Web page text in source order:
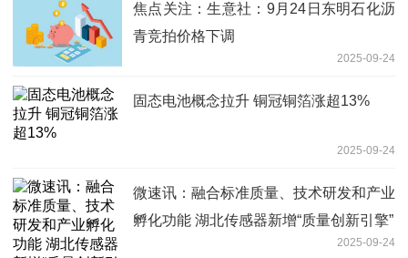
焦点关注：生意社：9月24日东明石化沥
青竞拍价格下调
2025-09-24
固态电池概念拉升 铜冠铜箔涨超13%
2025-09-24
微速讯：融合标准质量、技术研发和产业
孵化功能 湖北传感器新增“质量创新引擎”
2025-09-24